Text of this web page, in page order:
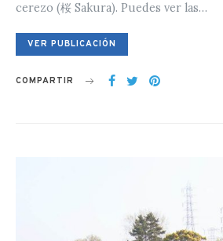
cerezo (桜 Sakura). Puedes ver las…
VER PUBLICACIÓN
COMPARTIR